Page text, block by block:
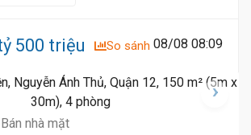
500 triệu So sánh 08/08 08:09